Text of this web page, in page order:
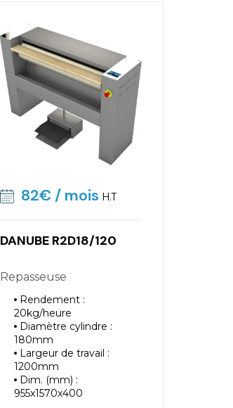
82€/ mois H.T
DANUBE R2D18/120
Repasseuse
Rendement :
20kg/heure
Diamètre cylindre :
180mm
Largeur de travail :
1200mm
Dim. (mm) :
955x1570x400